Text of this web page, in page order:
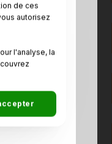
de ces
autorisez
l'analyse, la